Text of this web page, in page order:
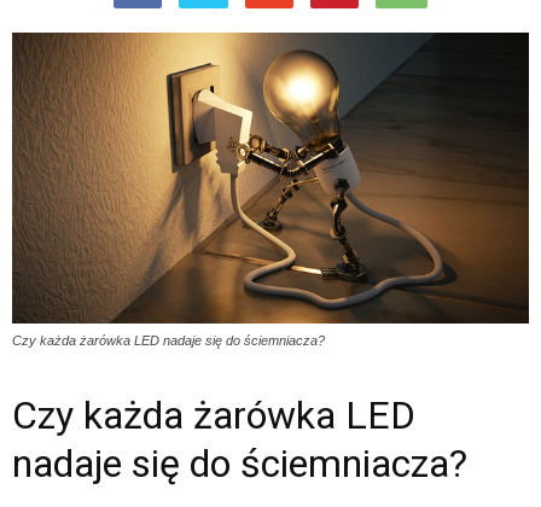
Czy każda żarówka LED nadaje się do ściemniacza?
Czy każda żarówka LED
nadaje się do ściemniacza?